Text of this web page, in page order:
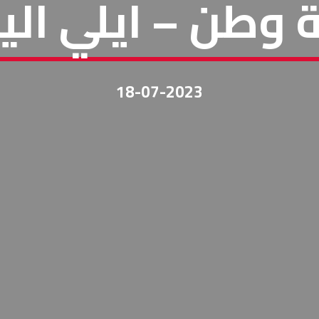
– ايلي
18-07-2023